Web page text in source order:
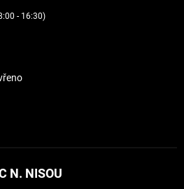
- 16:30)
N. NISOU